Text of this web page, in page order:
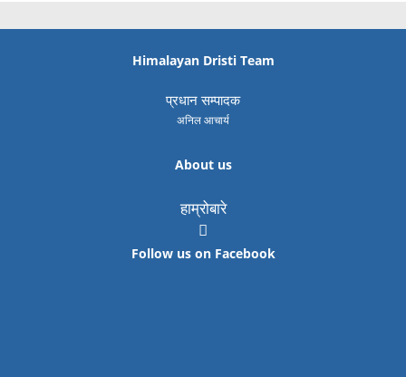
Himalayan Dristi Team
प्रधान सम्पादक
अनिल आचार्य
About us
हाम्रोबारे
Follow us on Facebook